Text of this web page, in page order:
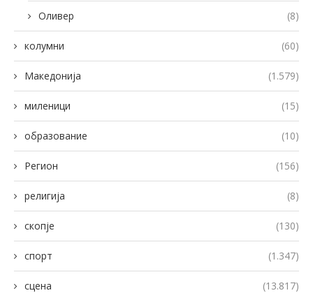
Оливер (8)
колумни (60)
Македонија (1.579)
миленици (15)
образование (10)
Регион (156)
религија (8)
скопје (130)
спорт (1.347)
сцена (13.817)